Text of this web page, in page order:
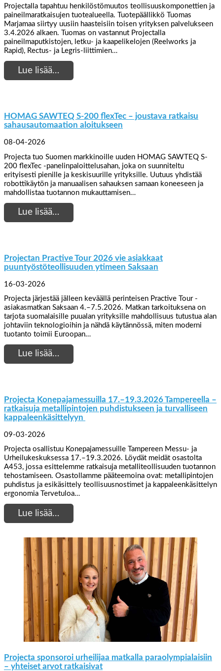
Projectalla tapahtuu henkilöstömuutos teollisuuskomponettien ja
paineilmaratkaisujen tuotealueella. Tuotepäällikkö Tuomas
Marjamaa siirtyy uusiin haasteisiin toisen yrityksen palvelukseen
3.4.2026 alkaen. Tuomas on vastannut Projectalla
paineilmaputkistojen, letku- ja kaapelikelojen (Reelworks ja
Rapid), Rectus- ja Legris-liittimien…
Lue lisää…
HOMAG SAWTEQ S-200 flexTec – joustava ratkaisu
sahausautomaation aloitukseen
08-04-2026
Projecta tuo Suomen markkinoille uuden HOMAG SAWTEQ S-
200 flexTec -panelinpaloittelusahan, joka on suunniteltu
erityisesti pienille ja keskisuurille yrityksille. Uutuus yhdistää
robottikäytön ja manuaalisen sahauksen samaan koneeseen ja
mahdollistaa tuotannon mukauttamisen…
Lue lisää…
Projectan Practive Tour 2026 vie asiakkaat
puuntyöstöteollisuuden ytimeen Saksaan
16-03-2026
Projecta järjestää jälleen keväällä perinteisen Practive Tour -
asiakasmatkan Saksaan 4.–7.5.2026. Matkan tarkoituksena on
tarjota suomalaisille puualan yrityksille mahdollisuus tutustua alan
johtaviin teknologioihin ja nähdä käytännössä, miten moderni
tuotanto toimii Euroopan…
Lue lisää…
Projecta Konepajamessuilla 17.–19.3.2026 Tampereella –
ratkaisuja metallipintojen puhdistukseen ja turvalliseen
kappaleenkäsittelyyn
09-03-2026
Projecta osallistuu Konepajamessuille Tampereen Messu- ja
Urheilukeskuksessa 17.–19.3.2026. Löydät meidät osastolta
A453, jossa esittelemme ratkaisuja metalliteollisuuden tuotannon
tehostamiseen. Osastollamme pääteemoina ovat: metallipintojen
puhdistus ja esikäsittely teollisuusnostimet ja kappaleenkäsittelyn
ergonomia Tervetuloa…
Lue lisää…
Projecta sponsoroi urheilijaa matkalla paraolympialaisiin
– yhteiset arvot ratkaisivat